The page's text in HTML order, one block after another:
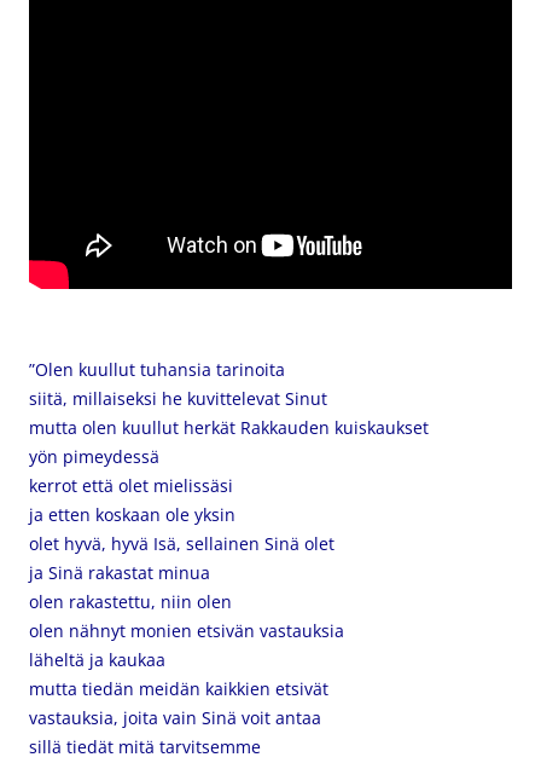
”Olen kuullut tuhansia tarinoita
siitä, millaiseksi he kuvittelevat Sinut
mutta olen kuullut herkät Rakkauden kuiskaukset
yön pimeydessä
kerrot että olet mielissäsi
ja etten koskaan ole yksin
olet hyvä, hyvä Isä, sellainen Sinä olet
ja Sinä rakastat minua
olen rakastettu, niin olen
olen nähnyt monien etsivän vastauksia
läheltä ja kaukaa
mutta tiedän meidän kaikkien etsivät
vastauksia, joita vain Sinä voit antaa
sillä tiedät mitä tarvitsemme